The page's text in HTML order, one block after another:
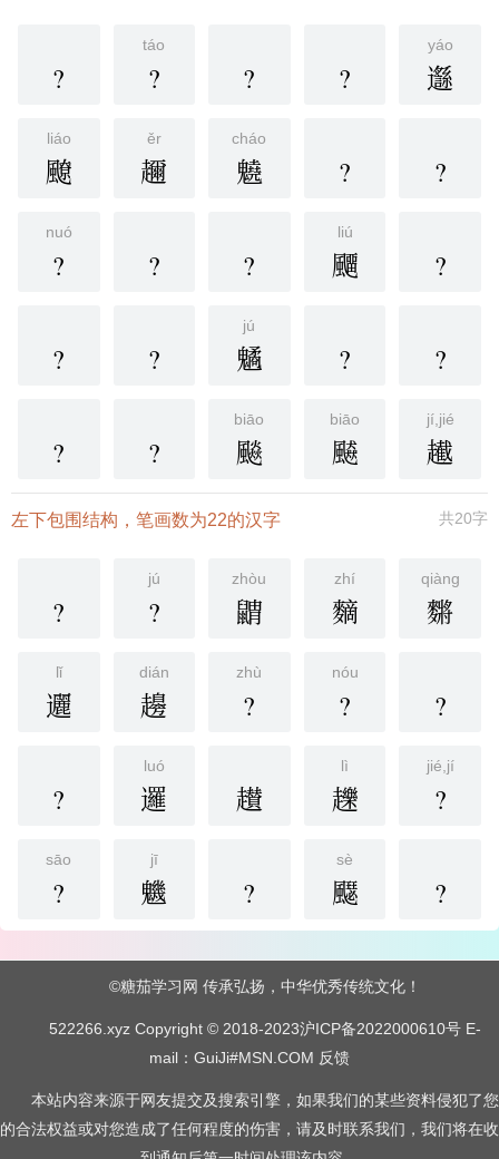
?
táo
? ? ?
yáo
邎
liáo
飉
ěr
趰
cháo
䰫 ? ?
nuó
? ? ?
liú
飅 ?
? ?
jú
䰬 ? ?
? ?
biāo
飈
biāo
飇
jí,jié
䟌
共20字
左下包围结构，笔画数为22的汉字
?
jú
?
zhòu
䶇
zhí
䵂
qiàng
䵁
lǐ
邐
dián
䟍
zhù
?
nóu
? ?
?
luó
邏 䟎
lì
䟏
jié,jí
?
sāo
?
jī
魕 ?
sè
飋 ?
©糖茄学习网 传承弘扬，中华优秀传统文化！
522266.xyz Copyright © 2018-2023沪ICP备2022000610号 E-
mail：GuiJi#MSN.COM 反馈
本站内容来源于网友提交及搜索引擎，如果我们的某些资料侵犯了您
的合法权益或对您造成了任何程度的伤害，请及时联系我们，我们将在收